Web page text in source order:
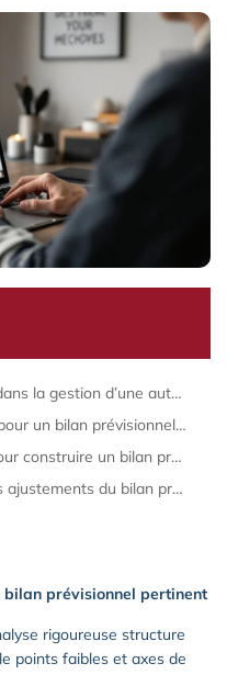
Le rôle du bilan prévisionnel dans la gestion d’une auto-entreprise
La préparation des données pour un bilan prévisionnel fiable
Les étapes fondamentales pour construire un bilan prévisionnel performant
La présentation, le suivi et les ajustements du bilan prévisionnel
bilan prévisionnel pertinent
rigoureuse structure
points faibles et axes de